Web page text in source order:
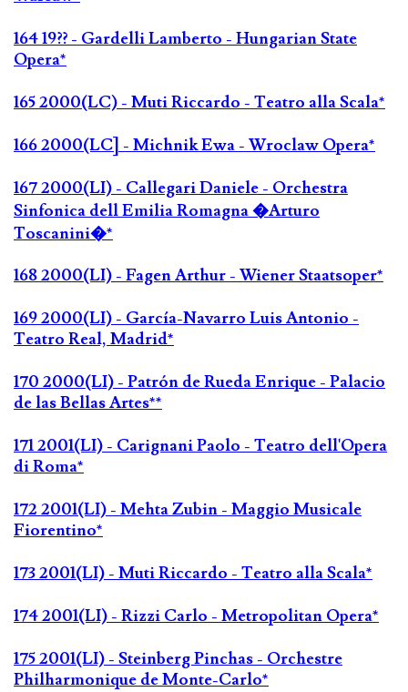
164 19?? - Gardelli Lamberto - Hungarian State
Opera*
165 2000(LC) - Muti Riccardo - Teatro alla Scala*
166 2000(LC] - Michnik Ewa - Wroclaw Opera*
167 2000(LI) - Callegari Daniele - Orchestra
Sinfonica dell Emilia Romagna �Arturo
Toscanini�*
168 2000(LI) - Fagen Arthur - Wiener Staatsoper*
169 2000(LI) - García-Navarro Luis Antonio -
Teatro Real, Madrid*
170 2000(LI) - Patrón de Rueda Enrique - Palacio
de las Bellas Artes**
171 2001(LI) - Carignani Paolo - Teatro dell'Opera
di Roma*
172 2001(LI) - Mehta Zubin - Maggio Musicale
Fiorentino*
173 2001(LI) - Muti Riccardo - Teatro alla Scala*
174 2001(LI) - Rizzi Carlo - Metropolitan Opera*
175 2001(LI) - Steinberg Pinchas - Orchestre
Philharmonique de Monte-Carlo*